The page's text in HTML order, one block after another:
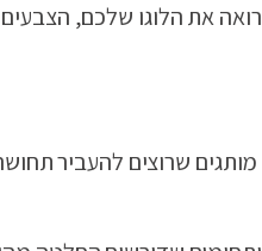
רואה את הלוגו שלכם,
שרוצים להעביר